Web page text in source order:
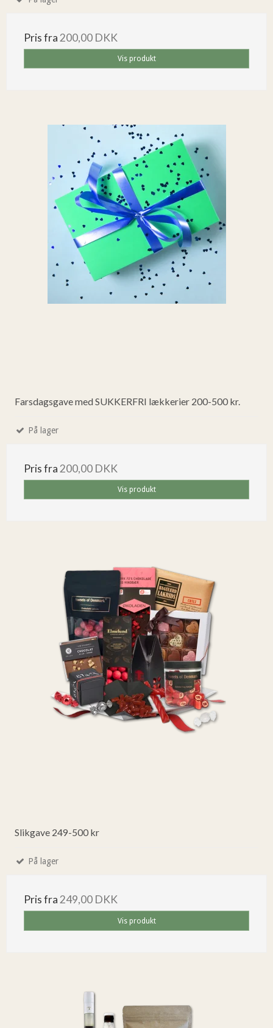
Pris fra 200,00 DKK
Vis produkt
Farsdagsgave med SUKKERFRI lækkerier 200-500 kr.
På lager
Pris fra 200,00 DKK
Vis produkt
Slikgave 249-500 kr
På lager
Pris fra249,00 DKK
Vis produkt